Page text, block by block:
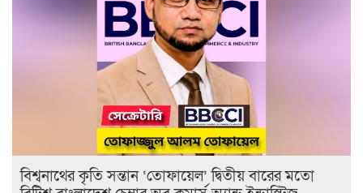
বিশ্বনাথের কৃতি সন্তান ‘তোফায়েল’ দ্বিতীয় বারের মতো